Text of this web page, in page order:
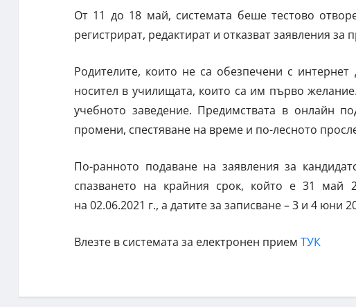
От 11 до 18 май, системата беше тестово
регистрират, редактират и отказват заявления за
Родителите, които не са обезпечени с
носител в училищата, които са им първо
учебното заведение. Предимствата в онлайн
промени, спестяване на време и по-лесното
По-ранното подаване на заявления за
спазването на крайния срок, който е 31 май
на 02.06.2021 г., а датите за записване – 3 и 4 юни
Влезте в системата за електронен прием ТУК